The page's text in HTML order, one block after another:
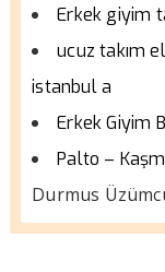
Erkek giyim
ucuz takım
istanbul a
Erkek Giyim
Palto –
Durmus